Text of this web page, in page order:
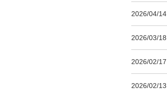
2026/04/14
2026/03/18
2026/02/17
2026/02/13